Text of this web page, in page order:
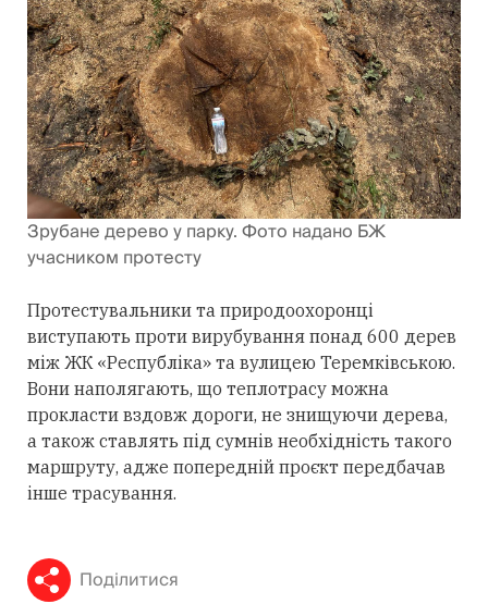
Зрубане дерево у парку. Фото надано БЖ
учасником протесту
Протестувальники та природоохоронці
виступають проти вирубування понад 600 дерев
між ЖК «Республіка» та вулицею Теремківською.
Вони наполягають, що теплотрасу можна
прокласти вздовж дороги, не знищуючи дерева,
а також ставлять під сумнів необхідність такого
маршруту, адже попередній проєкт передбачав
інше трасування.
Поділитися